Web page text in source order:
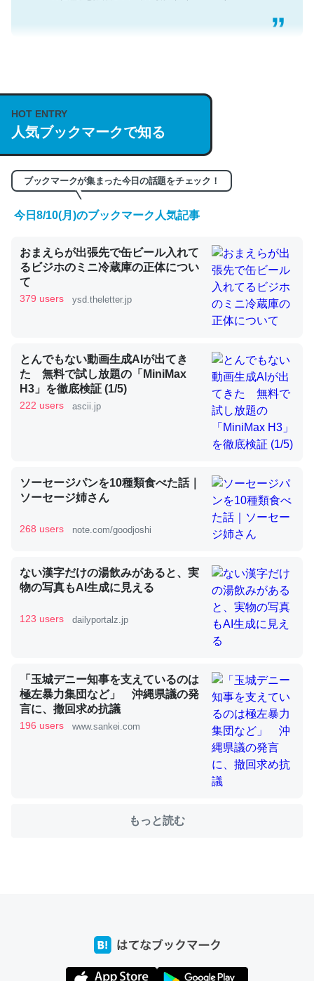
説してる記事が少ないので貴重な良記事。/続編来た
https://isobe324649.hatenablog.com/entry/2023/03/27
/064121
─GPTの仕組みと限界についての考察（１） - conceptualization
くらい。小説でいう「ずっと前の伏線」は回収されないけ
ど、短期記憶というには多い分量。進化すればするほど分
かりやすく強くなりそう
─GPTの仕組みと限界についての考察（１） - conceptualization
昆虫ってカルシウム少ないのか。知らんかった。調べたら
コオロギのカルシウム分はエビの600分の1程度。
─ニュース :: 【研究発表】昆虫学の大問題＝「昆虫はなぜ海にいな
論文では「淡水はカルシウムも酸素も不足してて両方に不
いる鋏角類（カブトガニ・ウミグモ）はカルシウムを使わ
ずキチンを強化してる筈だが、酵素が違うのか？
─ニュース :: 【研究発表】昆虫学の大問題＝「昆虫はなぜ海にいな
いのか」に関する新仮説
これを元に考えるとカルシウムを大量に使う脊椎動物と貝
類は苦労してるんだな…。腹足類だと殻を無くしてナメク
─ニュース :: 【研究発表】昆虫学の大問題＝「昆虫はなぜ海にいな
─たまにLINEするくらいだった遠方の父67歳と僕。ITツール導入で
コミュニケーションが劇的に変化した｜tayorini by LIFULL介護
HOT ENTRY
人気ブックマークで知る
ブックマークが集まった今日の話題をチェック！
今日8/10(月)のブックマーク人気記事
おまえらが出張先で缶ビール入れて
るビジホのミニ冷蔵庫の正体につい
て
379 users ysd.theletter.jp
とんでもない動画生成AIが出てき
た 無料で試し放題の「MiniMax
H3」を徹底検証 (1/5)
222 users ascii.jp
ソーセージパンを10種類食べた話｜
ソーセージ姉さん
268 users note.com/goodjoshi
ない漢字だけの湯飲みがあると、実
物の写真もAI生成に見える
123 users dailyportalz.jp
「玉城デニー知事を支えているのは
極左暴力集団など」 沖縄県議の発
言に、撤回求め抗議
196 users www.sankei.com
もっと読む